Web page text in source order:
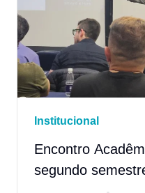
Institucional
Encontro
segundo